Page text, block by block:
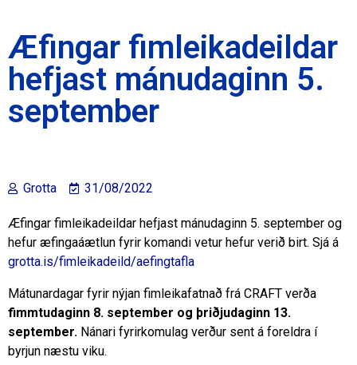
Æfingar fimleikadeildar
hefjast mánudaginn 5.
september
Grotta 31/08/2022
Æfingar fimleikadeildar hefjast mánudaginn 5. september og
hefur æfingaáætlun fyrir komandi vetur hefur verið birt. Sjá á
grotta.is/fimleikadeild/aefingtafla
Mátunardagar fyrir nýjan fimleikafatnað frá CRAFT verða
fimmtudaginn 8. september og þriðjudaginn 13.
september. Nánari fyrirkomulag verður sent á foreldra í
byrjun næstu viku.